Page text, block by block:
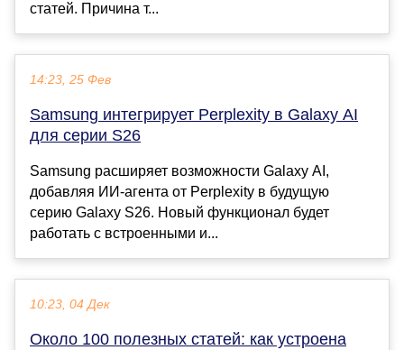
статей. Причина т...
14:23, 25 Фев
Samsung интегрирует Perplexity в Galaxy AI
для серии S26
Samsung расширяет возможности Galaxy AI,
добавляя ИИ-агента от Perplexity в будущую
серию Galaxy S26. Новый функционал будет
работать с встроенными и...
10:23, 04 Дек
Около 100 полезных статей: как устроена